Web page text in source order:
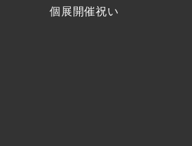
個展開催祝い